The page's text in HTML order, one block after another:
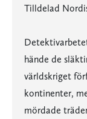
Tilldelad
hände de
världskriget
kontinenter,
mördade